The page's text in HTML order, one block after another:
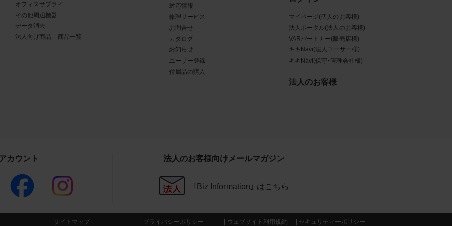
写真データ利用規約の違反
真データ利用規約に違反した場合、お客様は直ちに商品写真データ
を中止し、消去するものとします。また、商品写真データ利用規約に
たことにより、当社に損害が生じた場合、お客様はその損害を賠償す
CAD図データ利用規約
の帰属
託する第三者に帰属することに同意します。
オフィスサプライ
その他周辺機器
データ消去
法人向け商品 商品一覧
対応情報
修理サービス
お問合せ
カタログ
お知らせ
ユーザー登録
付属品の購入
マイページ(個人のお客様)
法人ポータル(法人のお客様)
VARパートナー(販売店様)
キキNavi(法人ユーザー様)
キキNavi(保守・管理会社様)
法人のお客様
カウント 法人のお客様向けメールマガジン
「Biz Information」 はこちら
サイトマップ プライバシーポリシー ウェブサイト利用規約 セキュリティーポリシー